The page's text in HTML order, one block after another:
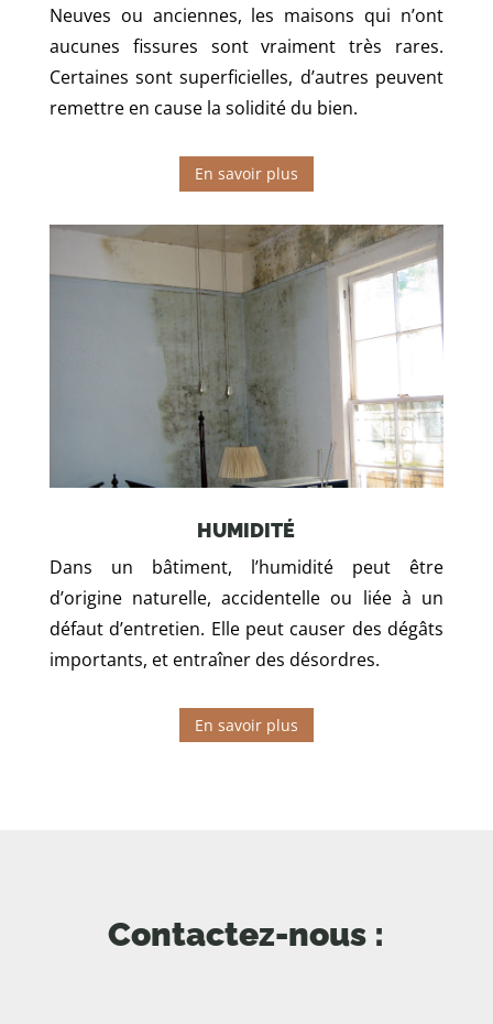
Neuves ou anciennes, les maisons qui n’ont
aucunes fissures sont vraiment très rares.
Certaines sont superficielles, d’autres peuvent
remettre en cause la solidité du bien.
En savoir plus
HUMIDITÉ
Dans un bâtiment, l’humidité peut être
d’origine naturelle, accidentelle ou liée à un
défaut d’entretien. Elle peut causer des dégâts
importants, et entraîner des désordres.
En savoir plus
Contactez-nous :